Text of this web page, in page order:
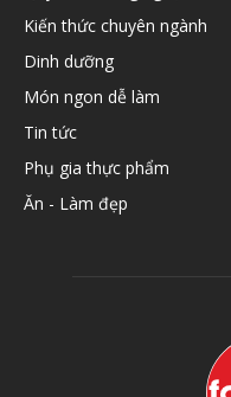
Kiến thức chuyên ngành
Dinh dưỡng
Món ngon dễ làm
Tin tức
Phụ gia thực phẩm
Ăn - Làm đẹp